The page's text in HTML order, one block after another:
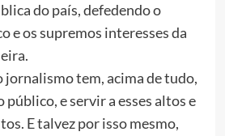
do país, defedendo o
e os supremos interesses da
jornalismo tem, acima de tudo,
público, e servir a esses altos e
E talvez por isso mesmo,